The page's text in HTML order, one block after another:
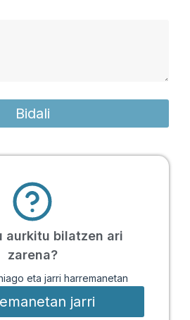
Bidali
aurkitu bilatzen ari
zarena?
eta jarri harremanetan
jarri